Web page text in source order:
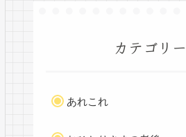
カテゴリー
あれこれ